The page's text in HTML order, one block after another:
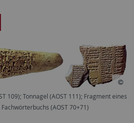
109); Tonnagel (AOST 111); Fragment eines
(AOST 70+71)